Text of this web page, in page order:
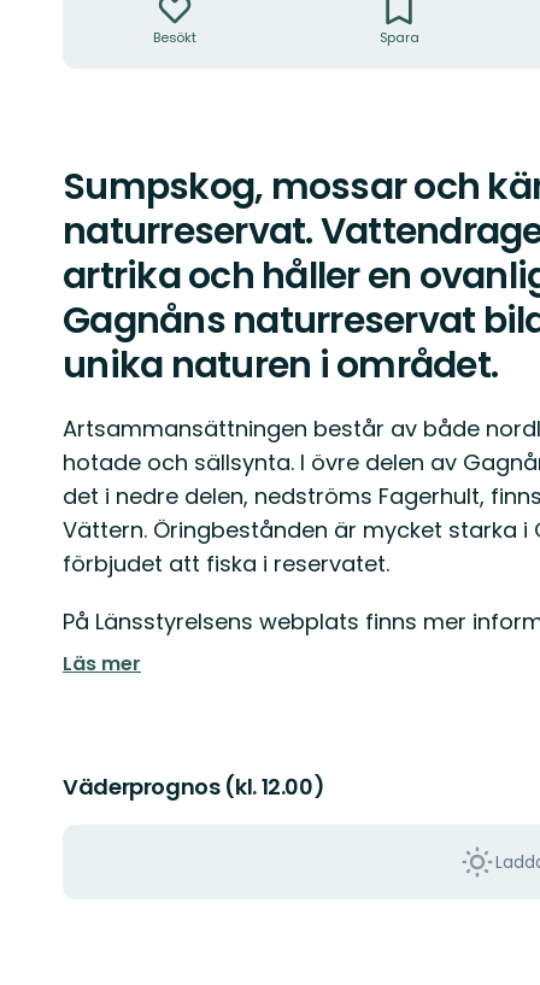
Besökt Spara
Beskrivning
Sumpskog, mossar och
naturreservat.
artrika och håller en
Gagnåns naturreservat
unika naturen i området.
Artsammansättningen består av både
hotade och sällsynta. I övre delen av
det i nedre delen, nedströms Fagerhult,
Vättern. Öringbestånden är mycket starka
förbjudet att fiska i reservatet.
På Länsstyrelsens webplats finns mer
Läs mer
Väderprognos (kl. 12.00)